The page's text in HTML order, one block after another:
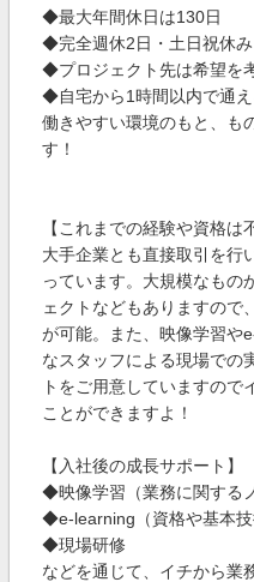
◆最大年間休日は130日
◆完全週休2日・土日祝休み
◆プロジェクト先は希望を
◆自宅から1時間以内で通
働きやすい環境のもと、も
す！
【これまでの経験や資格は
大手企業とも直接取引を行
っています。大規模なもの
ェクトなどもありますので
が可能。また、映像学習や
なスタッフによる現場での
トをご用意していますので
ことができますよ！
【入社後の成長サポート】
◆映像学習（業務に関する
◆e-learning（資格や基本技
◆現場研修
などを通じて、イチから業